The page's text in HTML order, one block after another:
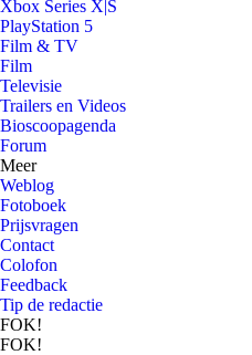
Xbox Series X|S
PlayStation 5
Film & TV
Film
Televisie
Trailers en Videos
Bioscoopagenda
Forum
Meer
Weblog
Fotoboek
Prijsvragen
Contact
Colofon
Feedback
Tip de redactie
FOK!
FOK!